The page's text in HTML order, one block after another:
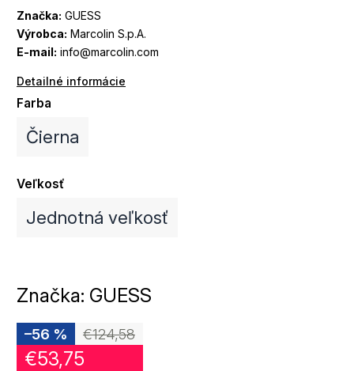
Značka: GUESS
Výrobca: Marcolin S.p.A.
E-mail: info@marcolin.com
Detailné informácie
Farba
Čierna
Veľkosť
Jednotná veľkosť
Značka: GUESS
€124,58
–56 %
€53,75